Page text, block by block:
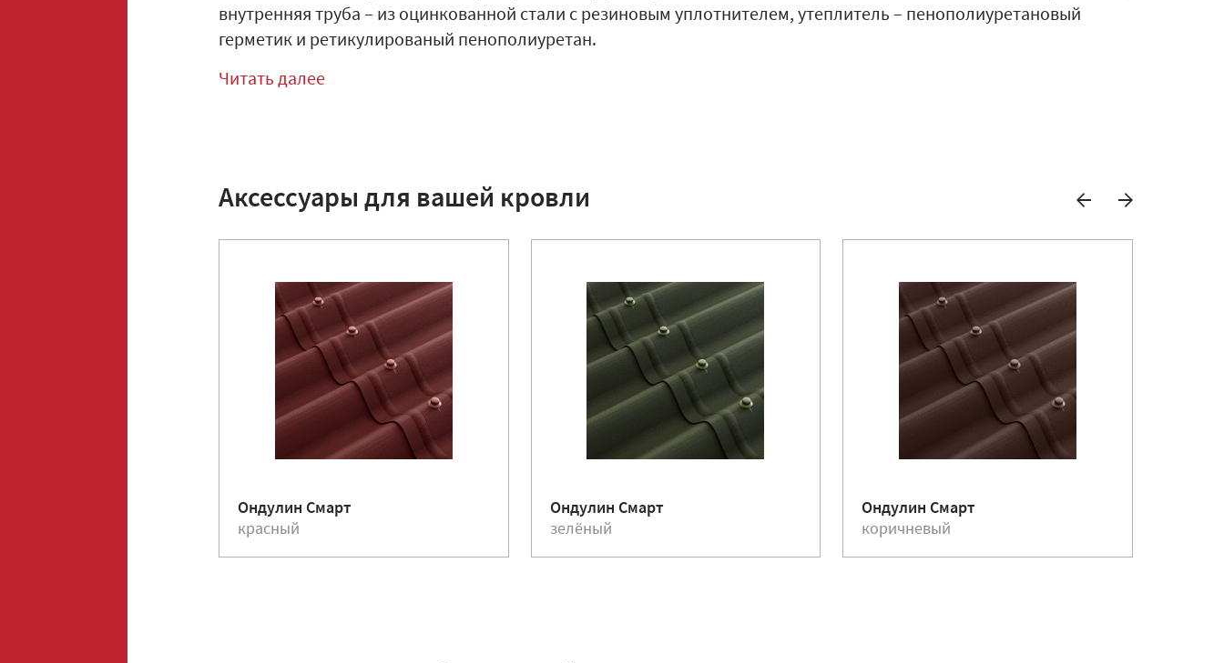
внутренняя труба – из оцинкованной стали с резиновым уплотнителем, утеплитель – пенополиуретановый
герметик и ретикулированый пенополиуретан.
Читать далее
Аксессуары для вашей кровли
Ондулин Смарт
красный
Ондулин Смарт
зелёный
Ондулин Смарт
коричневый